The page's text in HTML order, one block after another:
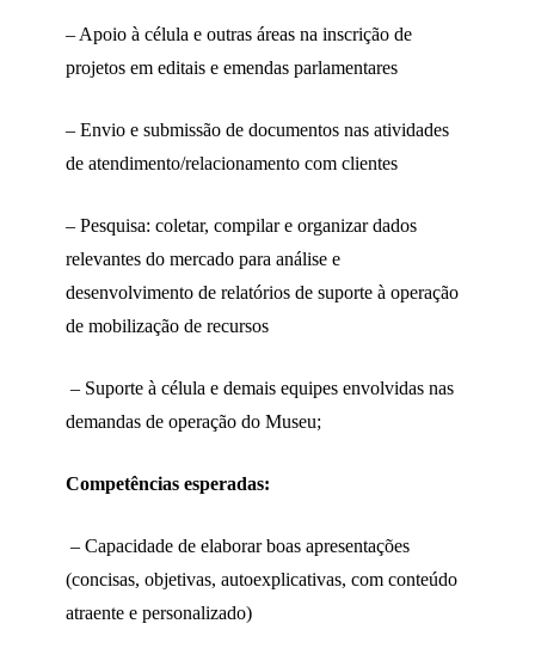
– Apoio à célula e outras áreas na inscrição de
projetos em editais e emendas parlamentares
– Envio e submissão de documentos nas atividades
de atendimento/relacionamento com clientes
– Pesquisa: coletar, compilar e organizar dados
relevantes do mercado para análise e
desenvolvimento de relatórios de suporte à operação
de mobilização de recursos
– Suporte à célula e demais equipes envolvidas nas
demandas de operação do Museu;
Competências esperadas:
– Capacidade de elaborar boas apresentações
(concisas, objetivas, autoexplicativas, com conteúdo
atraente e personalizado)